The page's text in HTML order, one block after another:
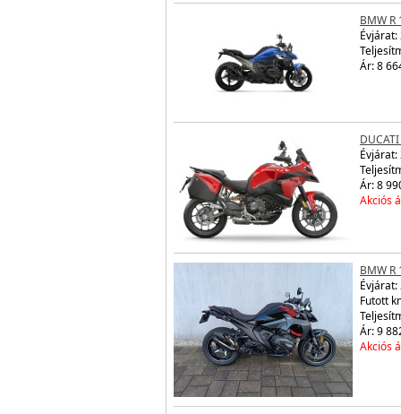
BMW R
Évjárat:
Ár: 8
Évjárat:
Ár: 8
Akciós
BMW R
Évjárat:
Futott
Ár: 9
Akciós